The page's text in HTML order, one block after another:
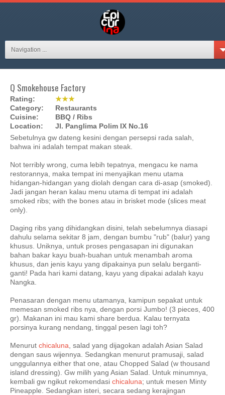
Navigation ...
Q Smokehouse Factory
Rating:
★★★
Category:
Restaurants
Cuisine:
BBQ / Ribs
Location:
Jl. Panglima Polim IX No.16
Sebetulnya gw dateng kesini dengan persepsi rada salah,
bahwa ini adalah tempat makan steak.
Not terribly wrong, cuma lebih tepatnya, mengacu ke nama
restorannya, maka tempat ini menyajikan menu utama
hidangan-hidangan yang diolah dengan cara di-asap (smoked).
Jadi jangan heran kalau menu utama di tempat ini adalah
smoked ribs; with the bones atau in brisket mode (slices meat
only).
Daging ribs yang dihidangkan disini, telah sebelumnya diasapi
dahulu selama sekitar 8 jam, dengan bumbu "rub" (balur) yang
khusus. Uniknya, untuk proses pengasapan ini digunakan
bahan bakar kayu buah-buahan untuk menambah aroma
khusus, dan jenis kayu yang dipakainya pun selalu berganti-
ganti! Pada hari kami datang, kayu yang dipakai adalah kayu
Nangka.
Penasaran dengan menu utamanya, kamipun sepakat untuk
memesan smoked ribs nya, dengan porsi Jumbo! (3 pieces, 400
gr). Makanan ini mau kami share berdua. Kalau ternyata
porsinya kurang nendang, tinggal pesen lagi toh?
Menurut chicaluna , salad yang dijagokan adalah Asian Salad
dengan saus wijennya. Sedangkan menurut pramusaji, salad
unggulannya either that one, atau Chopped Salad (w thousand
island dressing). Gw milih yang Asian Salad. Untuk minumnya,
kembali gw ngikut rekomendasi chicaluna; untuk mesen Minty
Pineapple. Sedangkan isteri, secara sedang kerajingan